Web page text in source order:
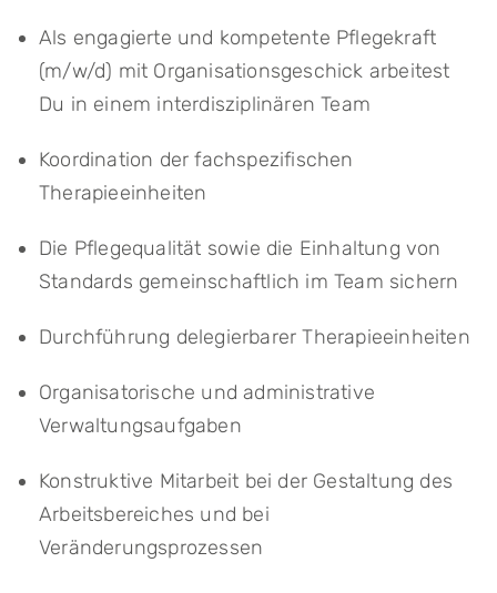
Als engagierte und kompetente Pflegekraft
(m/w/d) mit Organisationsgeschick arbeitest
Du in einem interdisziplinären Team
Koordination der fachspezifischen
Therapieeinheiten
Die Pflegequalität sowie die Einhaltung von
Standards gemeinschaftlich im Team sichern
Durchführung delegierbarer Therapieeinheiten
Organisatorische und administrative
Verwaltungsaufgaben
Konstruktive Mitarbeit bei der Gestaltung des
Arbeitsbereiches und bei
Veränderungsprozessen